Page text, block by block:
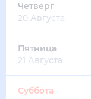
Четверг
20 Августа
Пятница
21 Августа
Суббота